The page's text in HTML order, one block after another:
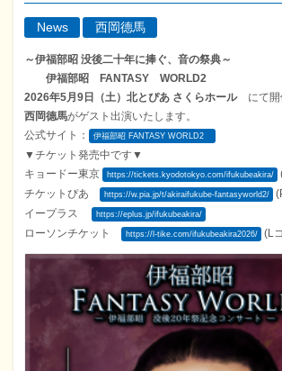
News 西岡德馬
～伊福部昭 没後二十年に捧ぐ、音の祭典～
伊福部昭 FANTASY WORLD2
2026年5月9日（土）北とぴあ さくらホールにて開
西岡德馬がゲスト出演いたします。
公式サイト：
伊福部昭 FANTASY WORLD2
▼チケット発売中です▼
キョードー東京
https://tickets.kyodotokyo.com/ifukubeakira/
チケットぴあ
https://w.pia.jp/t/akiraifukube-fantasyworld2/
イープラス
https://eplus.jp/ifukubeakira/
ローソンチケット https://l-tike.com/ifukubeakira2026/ (L